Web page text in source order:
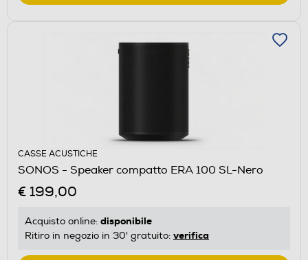
CASSE ACUSTICHE
SONOS - Speaker compatto ERA 100 SL-Nero
€ 199,00
Acquisto online: disponibile
Ritiro in negozio in 30' gratuito: verifica